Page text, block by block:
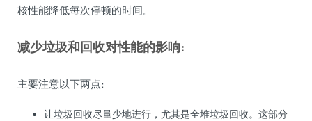
核性能降低每次停顿的时间。
减少垃圾和回收对性能的影响:
主要注意以下两点:
让垃圾回收尽量少地进行，尤其是全堆垃圾回收。这部分